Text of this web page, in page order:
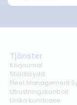
Tjänster
Körjournal
Stöldskydd
Fleet Management
Utrustningskontroll
Unika kundcase